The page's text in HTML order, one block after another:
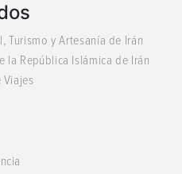
y Artesanía de Irán
la República Islámica de Irán
Viajes